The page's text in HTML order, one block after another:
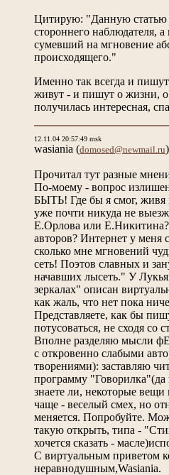
Цитирую: "Данную статью
стороннего наблюдателя, а
сумевший на мгновение
происходящего."
Именно так всегда и
живут - и пишут о жизни, о
получилась интересная,
12.11.04 20:57:49 msk
wasiania (domosed@newmail.ru)
Прочитал тут разные
По-моему - вопрос
БЫТЬ! Где бы я смог, живя
уже почти никуда не
Е.Орлова или
авторов? Интернет у меня
сколько мне мгновений
сеть! Поэтов славных и
начавших лысеть." У
зеркалах" описан
как жаль, что нет пока
Представляете, как бы
потусоваться, не сходя со
Вполне разделяю мысли
с откровенно слабыми
творениями): заставляю
программу
знаете ли, некоторые
чаще - веселый смех, но
меняется. Попробуйте.
такую открыть, типа -
хочется сказать -
С виртуальным приветом
неравнодушным,Wasiania.